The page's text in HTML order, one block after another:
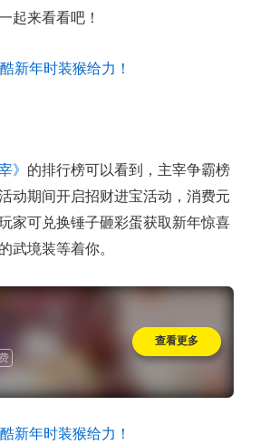
起来看看吧！
》 的排行榜可以看到，主宰争霸榜
动期间开启招财进宝活动，消费元
家可兑换锤子砸彩蛋获取新年惊喜
武境装等着你。
查看更多